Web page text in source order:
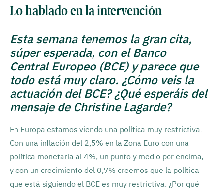
Lo hablado en la intervención
Esta semana tenemos la gran cita,
súper esperada, con el Banco
Central Europeo (BCE) y parece que
todo está muy claro. ¿Cómo veis la
actuación del BCE? ¿Qué esperáis del
mensaje de Christine Lagarde?
En Europa estamos viendo una política muy restrictiva.
Con una inflación del 2,5% en la Zona Euro con una
política monetaria al 4%, un punto y medio por encima,
y con un crecimiento del 0,7% creemos que la política
que está siguiendo el BCE es muy restrictiva. ¿Por qué